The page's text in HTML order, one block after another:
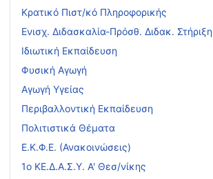
Κρατικό Πιστ/κό Πληροφορικής
Ενισχ. Διδασκαλία-Πρόσθ. Διδακ. Στήριξη
Ιδιωτική Εκπαίδευση
Φυσική Αγωγή
Αγωγή Υγείας
Περιβαλλοντική Εκπαίδευση
Πολιτιστικά Θέματα
Ε.Κ.Φ.Ε. (Ανακοινώσεις)
1ο ΚΕ.Δ.Α.Σ.Υ. Α' Θεσ/νίκης